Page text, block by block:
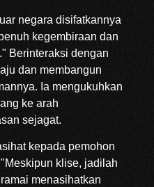
negara disifatkannya
kegembiraan dan
Berinteraksi dengan
dan membangun
Ia mengukuhkan
ke arah
sejagat.
kepada pemohon
klise, jadilah
menasihatkan